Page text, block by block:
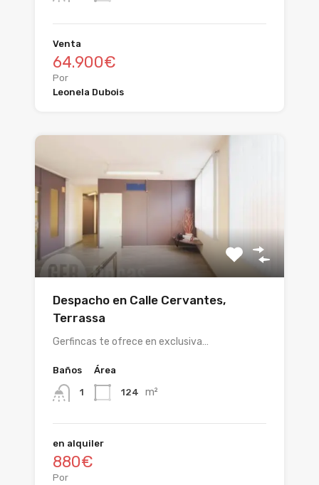
Venta
64.900€
Por
Leonela Dubois
Despacho en Calle Cervantes,
Terrassa
Gerfincas te ofrece en exclusiva…
Baños
1
Área
124 m²
en alquiler
880€
Por